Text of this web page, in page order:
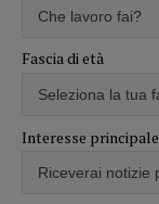
Fascia di età
Interesse principale